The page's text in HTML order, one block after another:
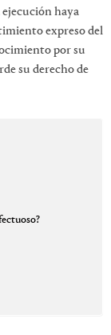
haya
expreso del
por su
su derecho de